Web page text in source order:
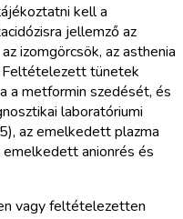
kell a
jellemző az
izomgörcsök, az asthenia
Feltételezett tünetek
a metformin szedését, és
laboratóriumi
az emelkedett plazma
anionrés és
vagy feltételezetten